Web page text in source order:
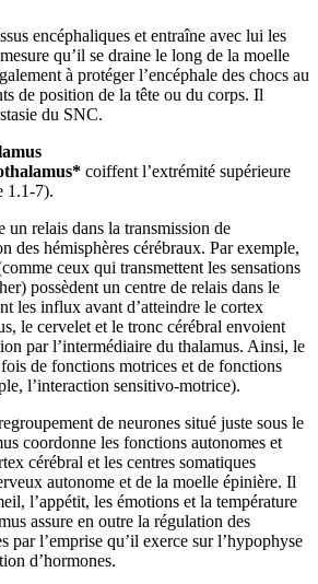
encéphaliques et entraîne avec lui les
qu’il se draine le long de la moelle
à protéger l’encéphale des chocs au
de position de la tête ou du corps. Il
du SNC.
coiffent l’extrémité supérieure
1.1‑7).
un relais dans la transmission de
des hémisphères cérébraux. Par exemple,
ceux qui transmettent les sensations
possèdent un centre de relais dans le
les influx avant d’atteindre le cortex
le cervelet et le tronc cérébral envoient
par l’intermédiaire du thalamus. Ainsi, le
de fonctions motrices et de fonctions
l’interaction sensitivo-motrice).
de neurones situé juste sous le
coordonne les fonctions autonomes et
cérébral et les centres somatiques
autonome et de la moelle épinière. Il
l’appétit, les émotions et la température
assure en outre la régulation des
par l’emprise qu’il exerce sur l’hypophyse
d’hormones.